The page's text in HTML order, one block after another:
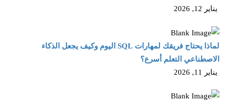
يناير 12, 2026
لماذا يحتاج فريقك لمهارات SQL اليوم وكيف يجعل الذكاء
الاصطناعي التعلم أسرع؟
يناير 11, 2026